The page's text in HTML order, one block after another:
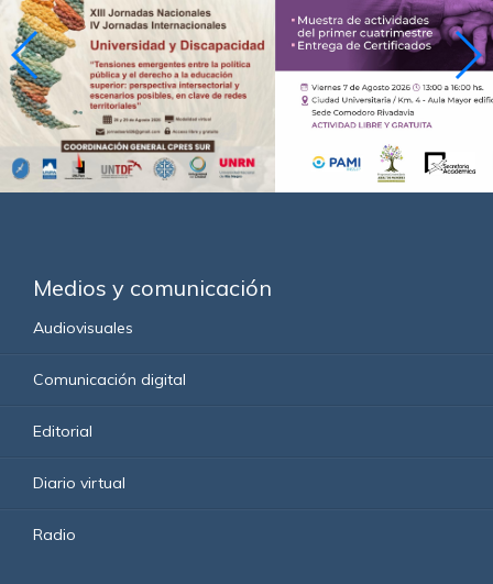
Medios y comunicación
Audiovisuales
Comunicación digital
Editorial
Diario virtual
Radio